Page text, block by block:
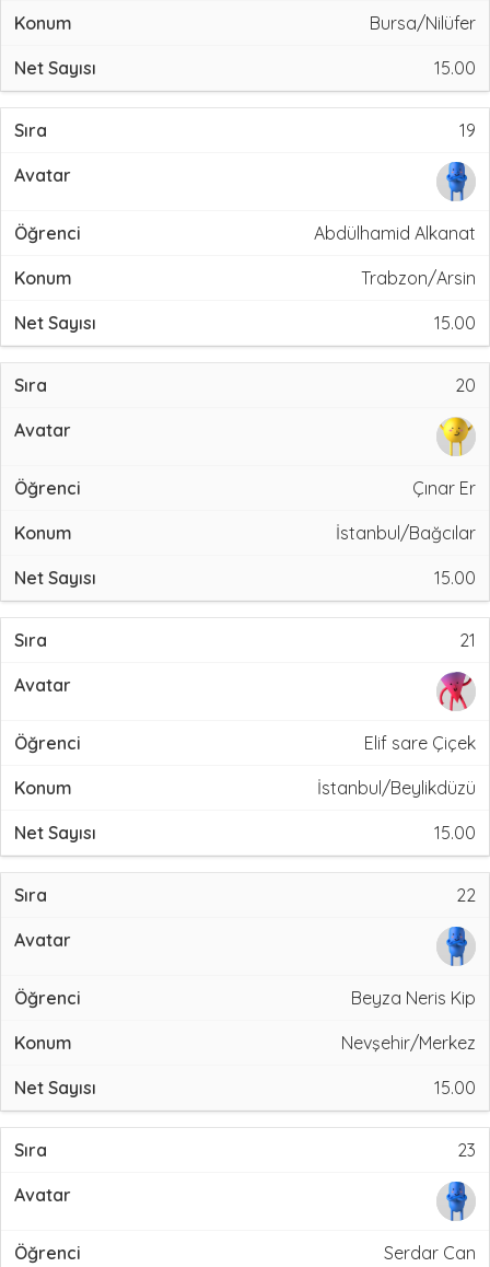
Bursa/Nilüfer
15.00
19
Abdülhamid Alkanat
Trabzon/Arsin
15.00
20
Çınar Er
İstanbul/Bağcılar
15.00
21
Elif sare Çiçek
İstanbul/Beylikdüzü
15.00
22
Beyza Neris Kip
Nevşehir/Merkez
15.00
23
Serdar Can